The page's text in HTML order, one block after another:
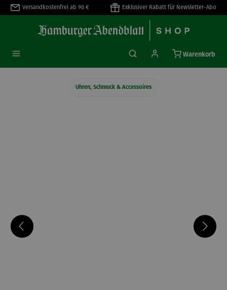
springen
Versandkostenfrei ab 90 € Exklusiver Rabatt für Newsletter-Abo
Warenkorb
Uhren, Schmuck & Accessoires